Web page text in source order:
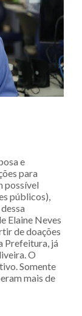
e
para
possível
públicos),
Elaine Neves
de doações
Prefeitura, já
O
Somente
mais de